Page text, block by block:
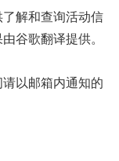
解和查询活动信
谷歌翻译提供。
以邮箱内通知的